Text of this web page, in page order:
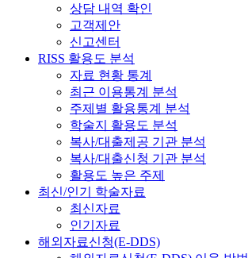
상담 내역 확인
고객제안
신고센터
RISS 활용도 분석
자료 현황 통계
최근 이용통계 분석
주제별 활용통계 분석
학술지 활용도 분석
복사/대출제공 기관 분석
복사/대출신청 기관 분석
활용도 높은 주제
최신/인기 학술자료
최신자료
인기자료
해외자료신청(E-DDS)